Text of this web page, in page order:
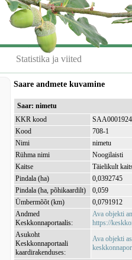
Statistika ja viited
Saare andmete kuvamine
Saar: nimetu
KKR kood
SAA0001924
Kood
708-1
Nimi
nimetu
Rühma nimi
Noogilaisti
Kaitse
Täielikult
Pindala (ha)
0,0392745
Pindala (ha, põhikaardilt)
0,059
Ümbermõõt (km)
0,0791912
Andmed
Keskkonnaportaalis:
Ava objekti
https://
Asukoht
Keskkonnaportaali
kaardirakenduses:
Ava objekti